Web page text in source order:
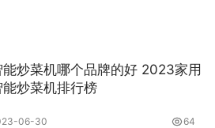
能炒菜机哪个品牌的好 2023家用
能炒菜机排行榜
06-30 64